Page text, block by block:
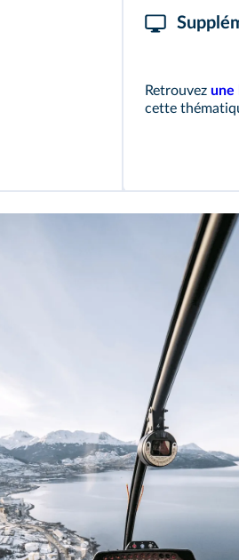
Retrouvez une
cette